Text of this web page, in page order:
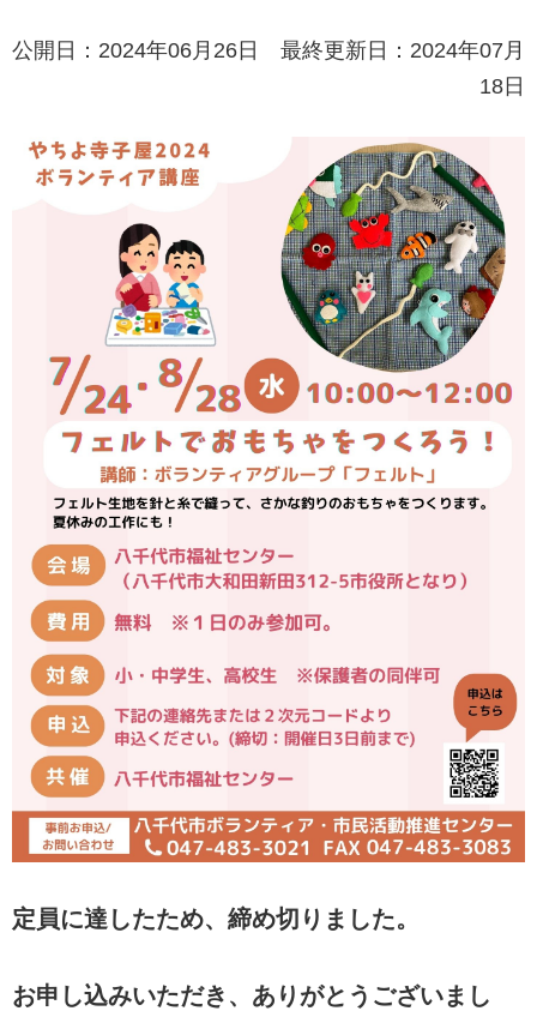
公開日：2024年06月26日 最終更新日：2024年07月
18日
定員に達したため、締め切りました。
お申し込みいただき、ありがとうございまし